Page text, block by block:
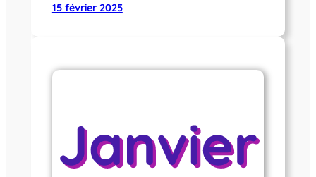
15 février 2025